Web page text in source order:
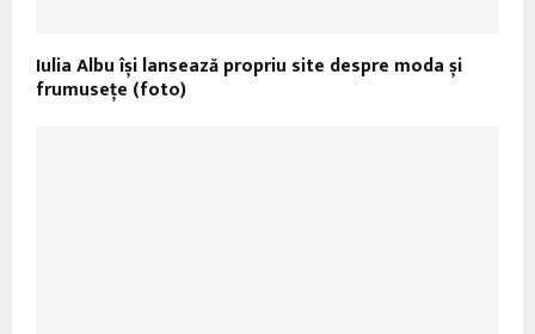
Iulia Albu își lansează propriu site despre moda și
frumusețe (foto)